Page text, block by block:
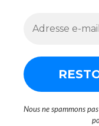
Nous ne spammons